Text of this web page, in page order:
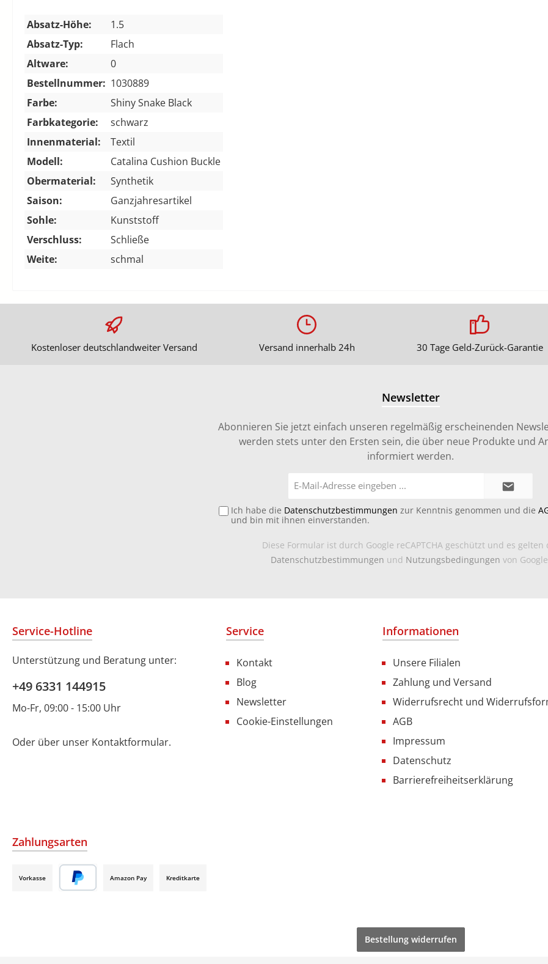
Absatz-Höhe:
1.5
Absatz-Typ:
Flach
Altware:
0
Bestellnummer: 1030889
Farbe:
Shiny Snake Black
Farbkategorie:
schwarz
Innenmaterial:
Textil
Modell:
Catalina Cushion Buckle
Obermaterial:
Synthetik
Saison:
Ganzjahresartikel
Sohle:
Kunststoff
Verschluss:
Schließe
Weite:
schmal
Kostenloser deutschlandweiter Versand Versand innerhalb 24h 30 Tage Geld-Zurück-Garantie
Newsletter
Abonnieren Sie jetzt einfach unseren regelmäßig erscheinenden
werden stets unter den Ersten sein, die über neue Produkte und
informiert werden.
Mail-
Ich habe die Datenschutzbestimmungen zur Kenntnis genommen und die
und bin mit ihnen einverstanden.
Diese Formular ist durch Google reCAPTCHA geschützt und es gelten
Datenschutzbestimmungen und Nutzungsbedingungen von
Service-Hotline
Unterstützung und Beratung unter:
+49 6331 144915
Mo-Fr, 09:00 - 15:00 Uhr
Oder über unser Kontaktformular.
Service
Kontakt
Blog
Newsletter
Cookie-Einstellungen
Informationen
Unsere Filialen
Zahlung und Versand
Widerrufsrecht und
AGB
Impressum
Datenschutz
Barrierefreiheitserklärung
Zahlungsarten
Vorkasse Amazon Pay Kreditkarte
Bestellung widerrufen